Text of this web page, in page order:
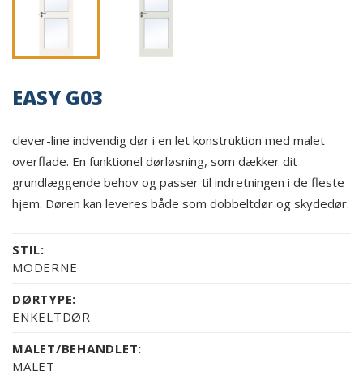
EASY G03
clever-line indvendig dør i en let konstruktion med malet
overflade. En funktionel dørløsning, som dækker dit
grundlæggende behov og passer til indretningen i de fleste
hjem. Døren kan leveres både som dobbeltdør og skydedør.
STIL:
MODERNE
DØRTYPE:
ENKELTDØR
MALET/BEHANDLET:
MALET